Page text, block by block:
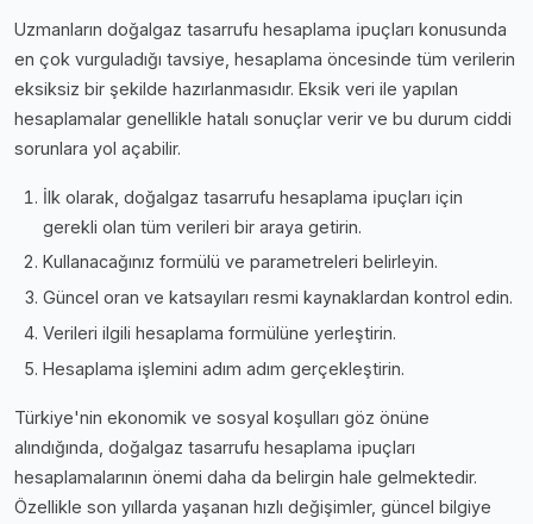
Uzmanların doğalgaz tasarrufu hesaplama i̇puçları konusunda
en çok vurguladığı tavsiye, hesaplama öncesinde tüm verilerin
eksiksiz bir şekilde hazırlanmasıdır. Eksik veri ile yapılan
hesaplamalar genellikle hatalı sonuçlar verir ve bu durum ciddi
sorunlara yol açabilir.
İlk olarak, doğalgaz tasarrufu hesaplama i̇puçları için
gerekli olan tüm verileri bir araya getirin.
Kullanacağınız formülü ve parametreleri belirleyin.
Güncel oran ve katsayıları resmi kaynaklardan kontrol edin.
Verileri ilgili hesaplama formülüne yerleştirin.
Hesaplama işlemini adım adım gerçekleştirin.
Türkiye'nin ekonomik ve sosyal koşulları göz önüne
alındığında, doğalgaz tasarrufu hesaplama i̇puçları
hesaplamalarının önemi daha da belirgin hale gelmektedir.
Özellikle son yıllarda yaşanan hızlı değişimler, güncel bilgiye